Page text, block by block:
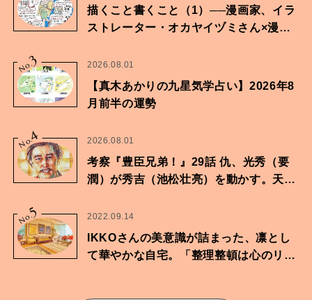
描くこと書くこと（1）──漫画家、イラ
ストレーター・オカヤイヅミさん×漫画
No.3 2026.08.01
【真木あかりの九星気学占い】2026年8
月前半の運勢
No.
4 2026.08.01
考察『豊臣兄弟！』29話 仇、光秀（要
潤）が秀吉（池松壮亮）を動かす。天下
No.5 2022.09.14
IKKOさんの美意識が詰まった、凛とし
て華やかな自宅。「整理整頓は心のリズ